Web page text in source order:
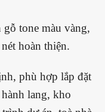
gỗ tone màu vàng,
hoàn thiện.
phù hợp lắp đặt
lang, kho